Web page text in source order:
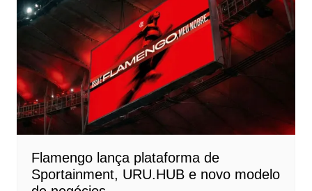
Flamengo lança plataforma de
Sportainment, URU.HUB e novo modelo